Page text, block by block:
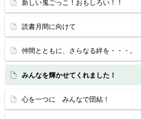
新しい鬼ごっこ！おもしろい！！
読書月間に向けて
仲間とともに、さらなる絆を・・・。
みんなを輝かせてくれました！
心を一つに みんなで団結！